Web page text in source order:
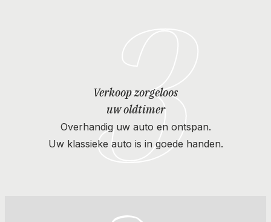
3
Verkoop zorgeloos
uw oldtimer
Overhandig uw auto en ontspan.
Uw klassieke auto is in goede handen.